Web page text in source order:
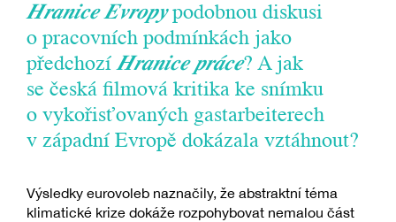
Hranice Evropypodobnou diskusi
o pracovních podmínkách jako
předchozíHranice práce? A jak
se česká filmová kritika ke snímku
o vykořisťovaných gastarbeiterech
v západní Evropě dokázala vztáhnout?
Výsledky eurovoleb naznačily, že abstraktní téma
klimatické krize dokáže rozpohybovat nemalou část